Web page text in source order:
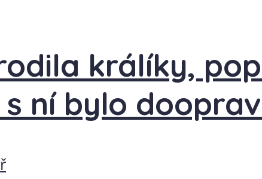
králíky,
ní bylo